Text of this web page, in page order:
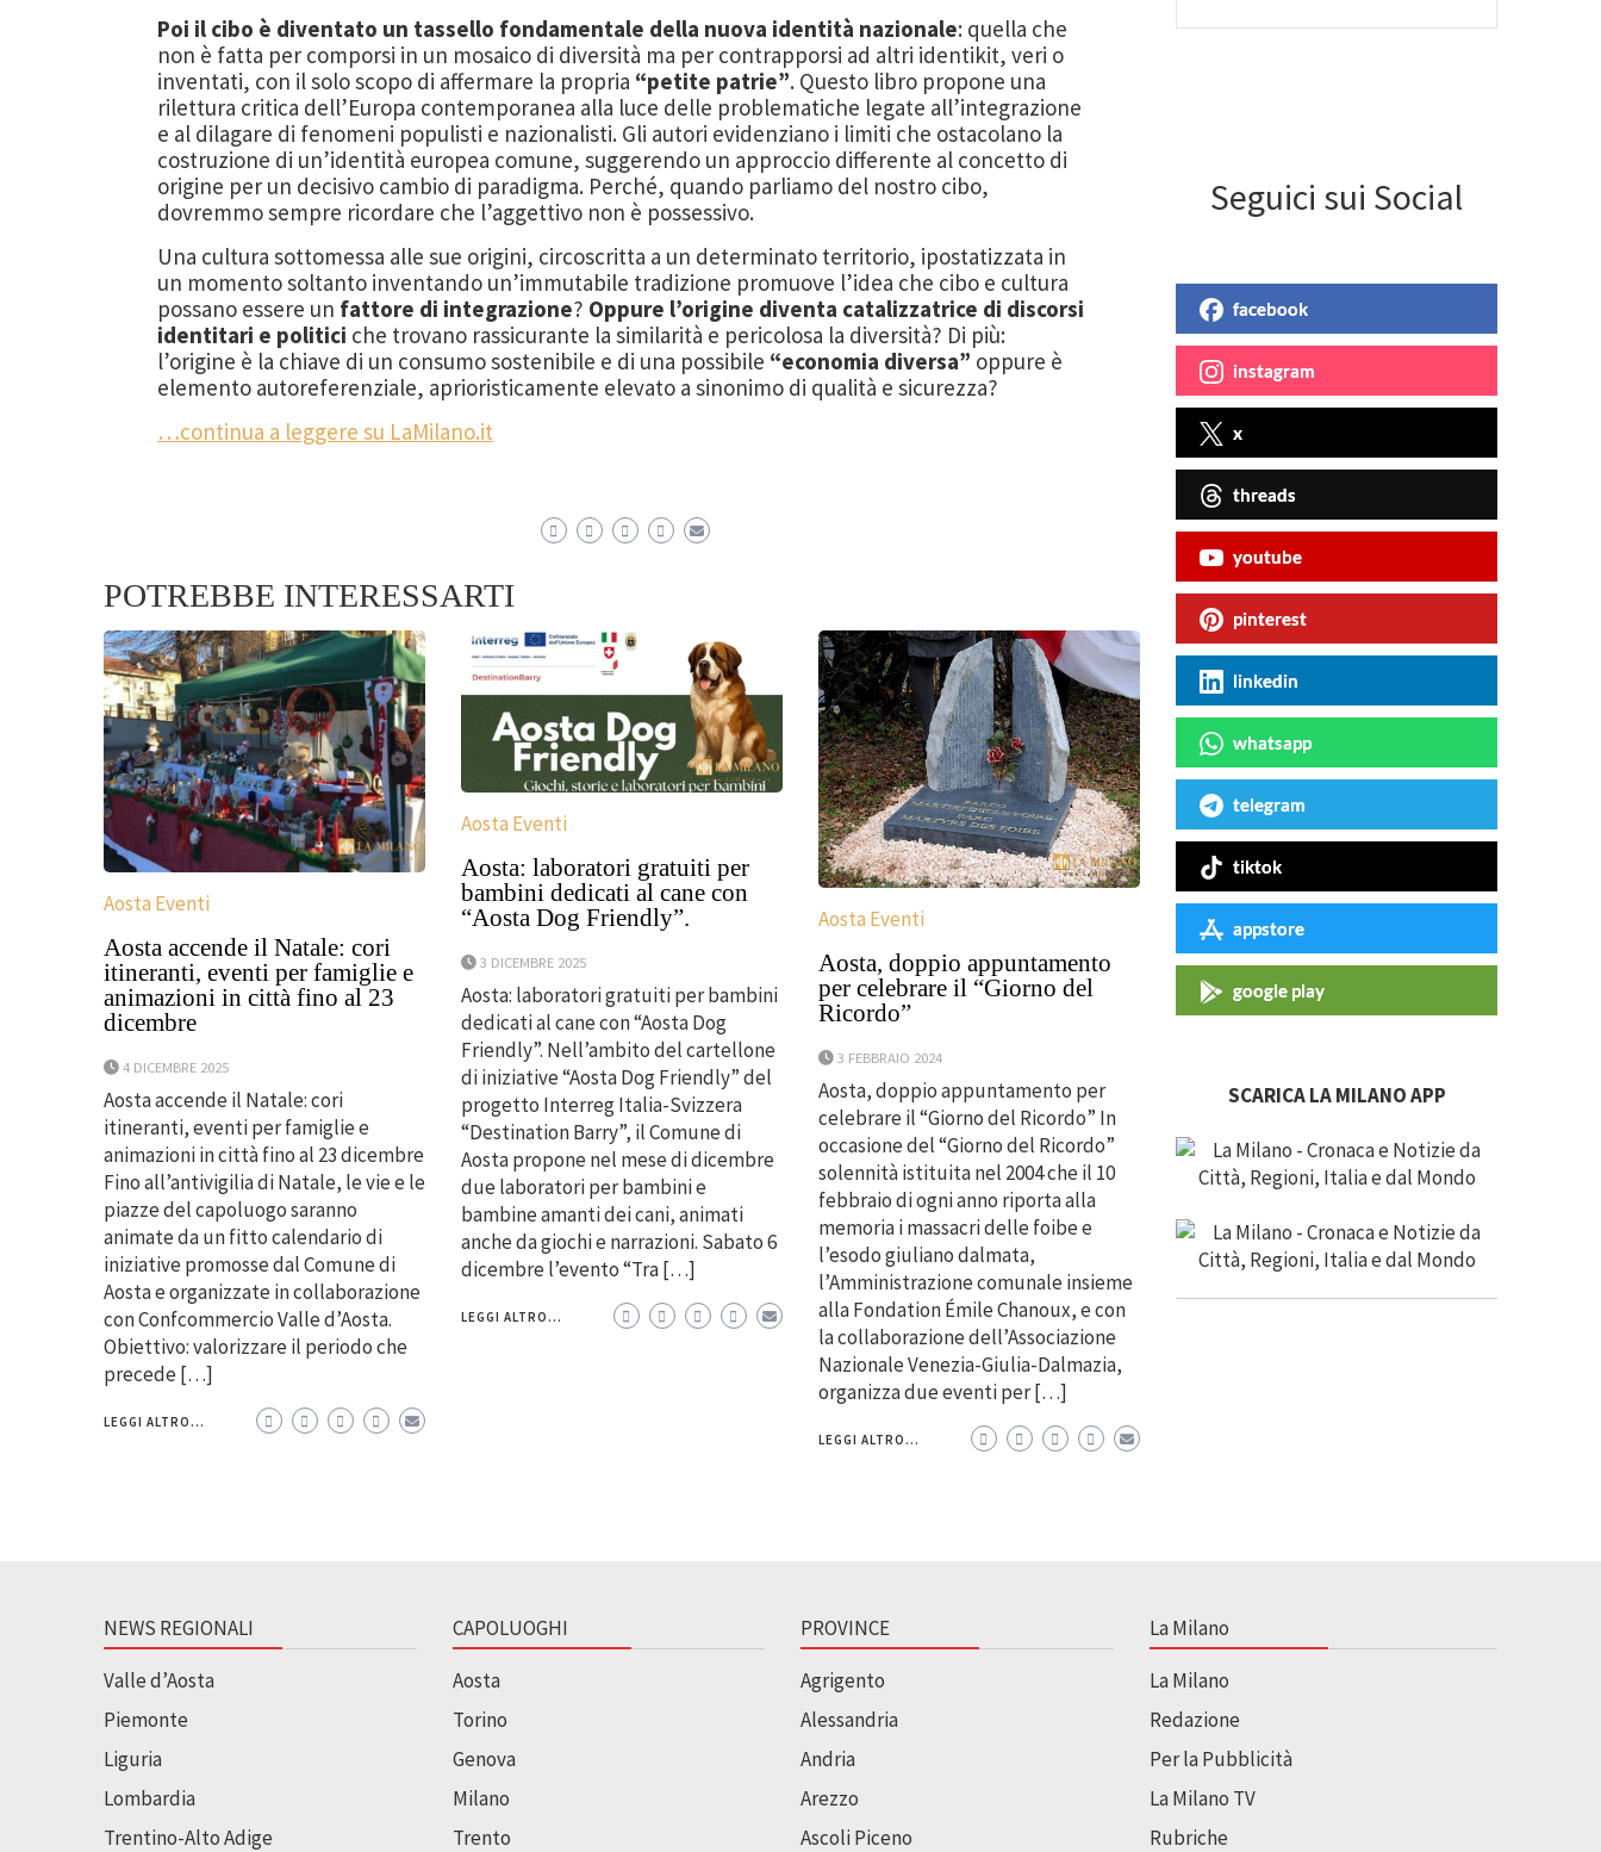
Poi il cibo è diventato un tassello fondamentale della nuova identità nazionale: quella che
non è fatta per comporsi in un mosaico di diversità ma per contrapporsi ad altri identikit, veri o
inventati, con il solo scopo di affermare la propria “petite patrie”. Questo libro propone una
rilettura critica dell’Europa contemporanea alla luce delle problematiche legate all’integrazione
e al dilagare di fenomeni populisti e nazionalisti. Gli autori evidenziano i limiti che ostacolano la
costruzione di un’identità europea comune, suggerendo un approccio differente al concetto di
origine per un decisivo cambio di paradigma. Perché, quando parliamo del nostro cibo,
dovremmo sempre ricordare che l’aggettivo non è possessivo.
Una cultura sottomessa alle sue origini, circoscritta a un determinato territorio, ipostatizzata in
un momento soltanto inventando un’immutabile tradizione promuove l’idea che cibo e cultura
possano essere un fattore di integrazione? Oppure l’origine diventa catalizzatrice di discorsi
identitari e politici che trovano rassicurante la similarità e pericolosa la diversità? Di più:
l’origine è la chiave di un consumo sostenibile e di una possibile “economia diversa” oppure è
elemento autoreferenziale, aprioristicamente elevato a sinonimo di qualità e sicurezza?
…continua a leggere su LaMilano.it
POTREBBE INTERESSARTI
Aosta Eventi
Aosta accende il Natale: cori
itineranti, eventi per famiglie e
animazioni in città fino al 23
dicembre
4 DICEMBRE 2025
Aosta accende il Natale: cori
itineranti, eventi per famiglie e
animazioni in città fino al 23 dicembre
Fino all’antivigilia di Natale, le vie e le
piazze del capoluogo saranno
animate da un fitto calendario di
iniziative promosse dal Comune di
Aosta e organizzate in collaborazione
con Confcommercio Valle d’Aosta.
Obiettivo: valorizzare il periodo che
precede […]
LEGGI ALTRO...
Aosta Eventi
Aosta: laboratori gratuiti per
bambini dedicati al cane con
“Aosta Dog Friendly”.
3 DICEMBRE 2025
Aosta: laboratori gratuiti per bambini
dedicati al cane con “Aosta Dog
Friendly”. Nell’ambito del cartellone
di iniziative “Aosta Dog Friendly” del
progetto Interreg Italia-Svizzera
“Destination Barry”, il Comune di
Aosta propone nel mese di dicembre
due laboratori per bambini e
bambine amanti dei cani, animati
anche da giochi e narrazioni. Sabato 6
dicembre l’evento “Tra […]
LEGGI ALTRO...
Aosta Eventi
Aosta, doppio appuntamento
per celebrare il “Giorno del
Ricordo”
3 FEBBRAIO 2024
Aosta, doppio appuntamento per
celebrare il “Giorno del Ricordo” In
occasione del “Giorno del Ricordo”
solennità istituita nel 2004 che il 10
febbraio di ogni anno riporta alla
memoria i massacri delle foibe e
l’esodo giuliano dalmata,
l’Amministrazione comunale insieme
alla Fondation Émile Chanoux, e con
la collaborazione dell’Associazione
Nazionale Venezia-Giulia-Dalmazia,
organizza due eventi per […]
LEGGI ALTRO...
Seguici sui Social
facebook
instagram
x
threads
youtube
pinterest
linkedin
whatsapp
telegram
tiktok
appstore
google play
SCARICA LA MILANO APP
NEWS REGIONALI
Valle d’Aosta
Piemonte
Liguria
Lombardia
Trentino-Alto Adige
CAPOLUOGHI
Aosta
Torino
Genova
Milano
Trento
PROVINCE
Agrigento
Alessandria
Andria
Arezzo
Ascoli Piceno
La Milano
La Milano
Redazione
Per la Pubblicità
La Milano TV
Rubriche